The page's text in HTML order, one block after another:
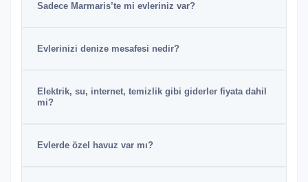
Sadece Marmaris’te mi evleriniz var?
Evlerinizi denize mesafesi nedir?
Elektrik, su, internet, temizlik gibi giderler fiyata dahil
mi?
Evlerde özel havuz var mı?